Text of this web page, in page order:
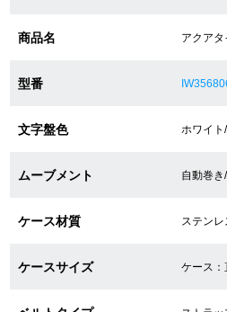
保証・アフターサービス
ラッピングサービス
買取・下取りを
商品名 アクア
型番
文字盤色 ホワイト
ムーブメント 自動巻
ケース材質 ステン
ケースサイズ ケース：